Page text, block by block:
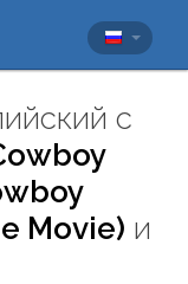
с
Movie) и